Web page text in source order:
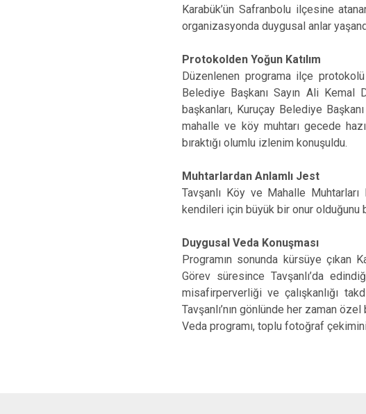
Karabük’ün Safranbolu ilçesine
organizasyonda duygusal anlar
Protokolden Yoğun Katılım
Düzenlenen programa ilçe protokolü
Belediye Başkanı Sayın Ali
başkanları, Kuruçay Belediye
mahalle ve köy muhtarı gecede
bıraktığı olumlu izlenim konuşuldu.
Muhtarlardan Anlamlı Jest
Tavşanlı Köy ve Mahalle Muhtarları
kendileri için büyük bir onur olduğunu
Duygusal Veda Konuşması
Programın sonunda kürsüye çıkan
Görev süresince Tavşanlı’da
misafirperverliği ve çalışkanlığı
Tavşanlı’nın gönlünde her zaman
Veda programı, toplu fotoğraf